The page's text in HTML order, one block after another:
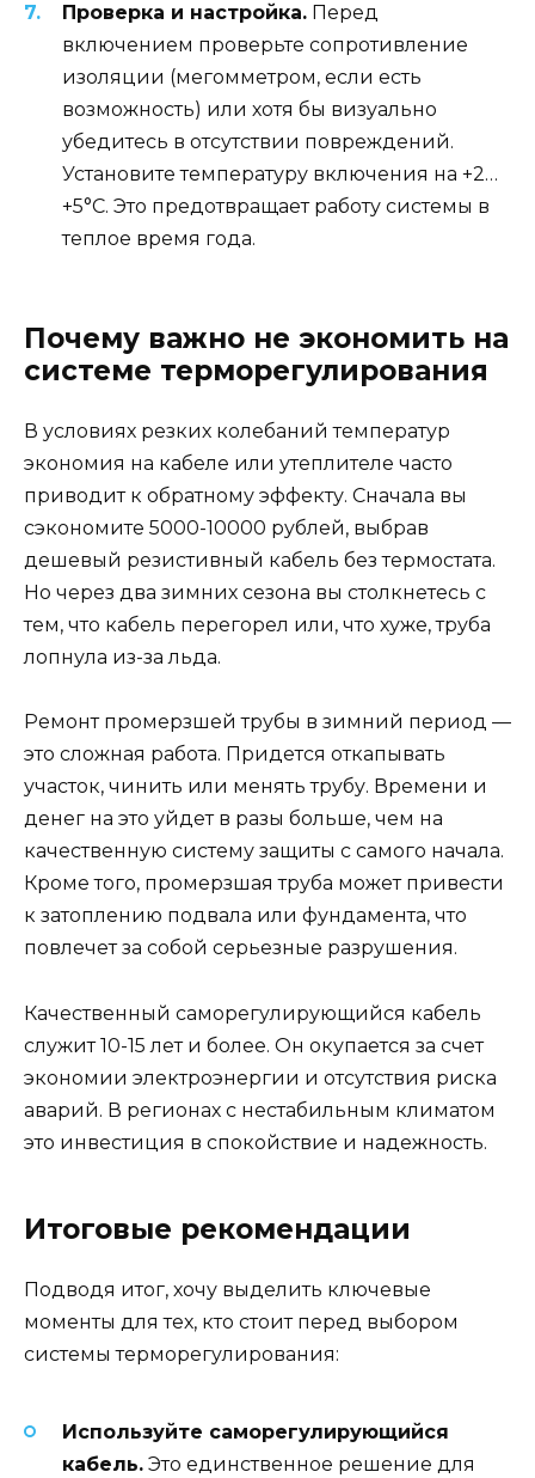
Проверка и настройка. Перед
включением проверьте сопротивление
изоляции (мегомметром, если есть
возможность) или хотя бы визуально
убедитесь в отсутствии повреждений.
Установите температуру включения на +2…
+5°C. Это предотвращает работу системы в
теплое время года.
Почему важно не экономить на
системе терморегулирования
В условиях резких колебаний температур
экономия на кабеле или утеплителе часто
приводит к обратному эффекту. Сначала вы
сэкономите 5000-10000 рублей, выбрав
дешевый резистивный кабель без термостата.
Но через два зимних сезона вы столкнетесь с
тем, что кабель перегорел или, что хуже, труба
лопнула из-за льда.
Ремонт промерзшей трубы в зимний период —
это сложная работа. Придется откапывать
участок, чинить или менять трубу. Времени и
денег на это уйдет в разы больше, чем на
качественную систему защиты с самого начала.
Кроме того, промерзшая труба может привести
к затоплению подвала или фундамента, что
повлечет за собой серьезные разрушения.
Качественный саморегулирующийся кабель
служит 10-15 лет и более. Он окупается за счет
экономии электроэнергии и отсутствия риска
аварий. В регионах с нестабильным климатом
это инвестиция в спокойствие и надежность.
Итоговые рекомендации
Подводя итог, хочу выделить ключевые
моменты для тех, кто стоит перед выбором
системы терморегулирования:
Используйте саморегулирующийся
кабель. Это единственное решение для